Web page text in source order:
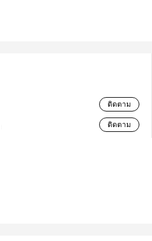
ติดตาม
ติดตาม